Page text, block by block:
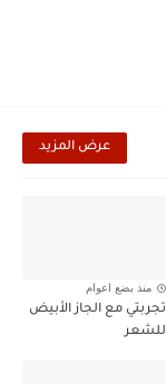
عرض المزيد
منذ بضع اعوام
تجربتي مع الجاز الأبيض
للشعر